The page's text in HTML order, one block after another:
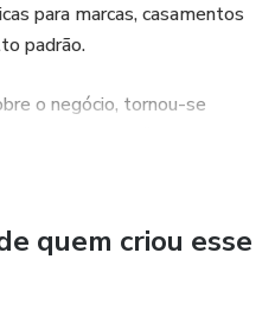
para marcas, casamentos
padrão.
o negócio, tornou-se
operacional de
do método Bartender
de sua vivência prática e
quem criou esse